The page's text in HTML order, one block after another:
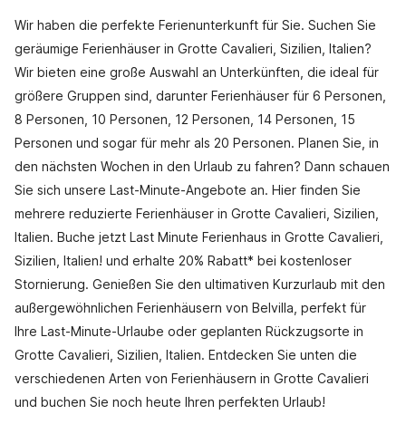
Wir haben die perfekte Ferienunterkunft für Sie. Suchen Sie
geräumige Ferienhäuser in Grotte Cavalieri, Sizilien, Italien?
Wir bieten eine große Auswahl an Unterkünften, die ideal für
größere Gruppen sind, darunter Ferienhäuser für 6 Personen,
8 Personen, 10 Personen, 12 Personen, 14 Personen, 15
Personen und sogar für mehr als 20 Personen. Planen Sie, in
den nächsten Wochen in den Urlaub zu fahren? Dann schauen
Sie sich unsere Last-Minute-Angebote an. Hier finden Sie
mehrere reduzierte Ferienhäuser in Grotte Cavalieri, Sizilien,
Italien. Buche jetzt Last Minute Ferienhaus in Grotte Cavalieri,
Sizilien, Italien! und erhalte 20% Rabatt* bei kostenloser
Stornierung. Genießen Sie den ultimativen Kurzurlaub mit den
außergewöhnlichen Ferienhäusern von Belvilla, perfekt für
Ihre Last-Minute-Urlaube oder geplanten Rückzugsorte in
Grotte Cavalieri, Sizilien, Italien. Entdecken Sie unten die
verschiedenen Arten von Ferienhäusern in Grotte Cavalieri
und buchen Sie noch heute Ihren perfekten Urlaub!